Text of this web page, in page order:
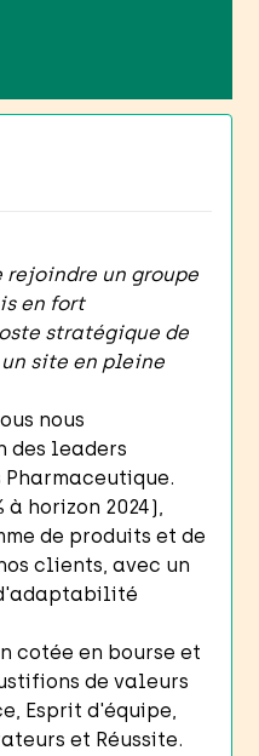
rejoindre un groupe
en fort
stratégique de
site en pleine
nous
des leaders
à horizon 2024),
de produits et de
clients, avec un
cotée en bourse et
de valeurs
Esprit d'équipe,
et Réussite.